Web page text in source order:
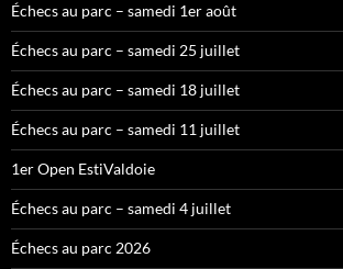
Échecs au parc – samedi 1er août
Échecs au parc – samedi 25 juillet
Échecs au parc – samedi 18 juillet
Échecs au parc – samedi 11 juillet
1er Open EstiValdoie
Échecs au parc – samedi 4 juillet
Échecs au parc 2026